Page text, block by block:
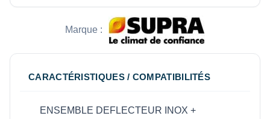
Marque :
CARACTÉRISTIQUES / COMPATIBILITÉS
ENSEMBLE DEFLECTEUR INOX +